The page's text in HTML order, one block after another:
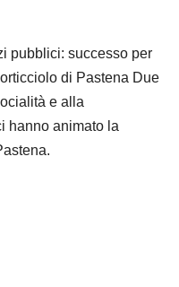
pubblici: successo per
di Pastena Due
e alla
hanno animato la